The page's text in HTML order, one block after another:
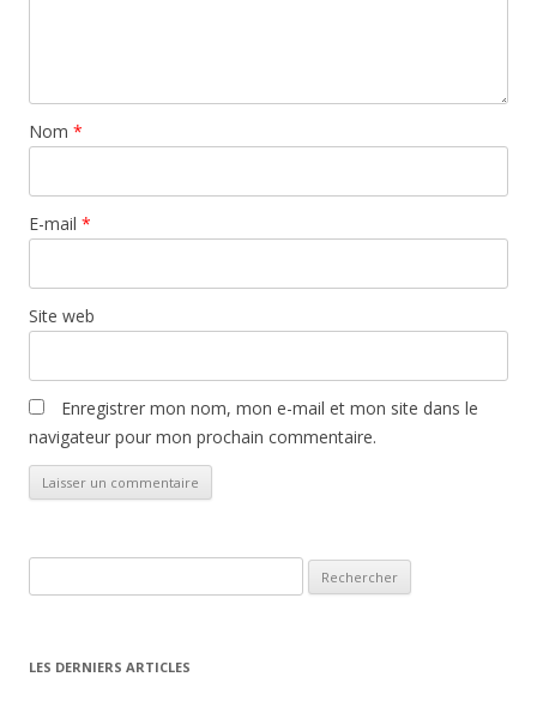
Nom *
E-mail *
Site web
Enregistrer mon nom, mon e-mail et mon site dans le
navigateur pour mon prochain commentaire.
LES DERNIERS ARTICLES